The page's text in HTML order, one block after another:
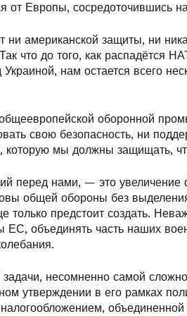
от Европы, сосредоточившись
ни американской защиты, ни
что до того, как распадётся
нам остается всего
оборонной
свою безопасность, ни
которую мы должны защищать,
перед нами, — это увеличение
общей обороны без
только предстоит создать.
ЕС, объединять часть наших
задачи, несомненно самой
утверждении в его рамках